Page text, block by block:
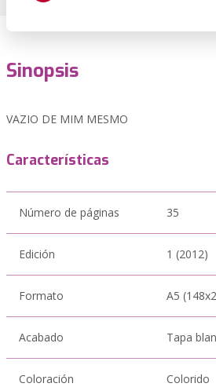
Sinopsis
VAZIO DE MIM MESMO
Características
Número de páginas 35
Edición 1 (2012)
Formato A5
Acabado Tapa
Coloración Colorido